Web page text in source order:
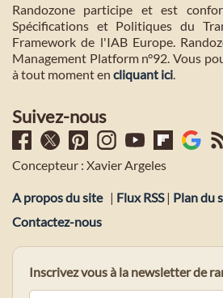
Randozone participe et est
Spécifications et Politiques du
Framework de l'IAB Europe.
Management Platform n°92. Vous
à tout moment en cliquant ici.
Suivez-nous
Concepteur : Xavier Argeles
A propos du site | Flux RSS| Plan du
Contactez-nous
Inscrivez vous à la newsletter de